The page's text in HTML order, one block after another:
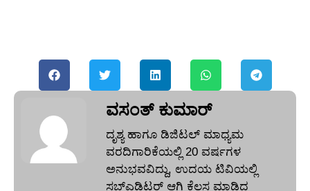
ವಸಂತ್‌ ಕುಮಾರ್‌
ದೃಶ್ಯ ಹಾಗೂ ಡಿಜಿಟಲ್ ಮಾಧ್ಯಮ
ವರದಿಗಾರಿಕೆಯಲ್ಲಿ 20 ವರ್ಷಗಳ
ಅನುಭವವಿದ್ದು, ಉದಯ ಟಿವಿಯಲ್ಲಿ
ಸಬ್‌ಎಡಿಟರ್‌ ಆಗಿ ಕೆಲಸ ಮಾಡಿದ